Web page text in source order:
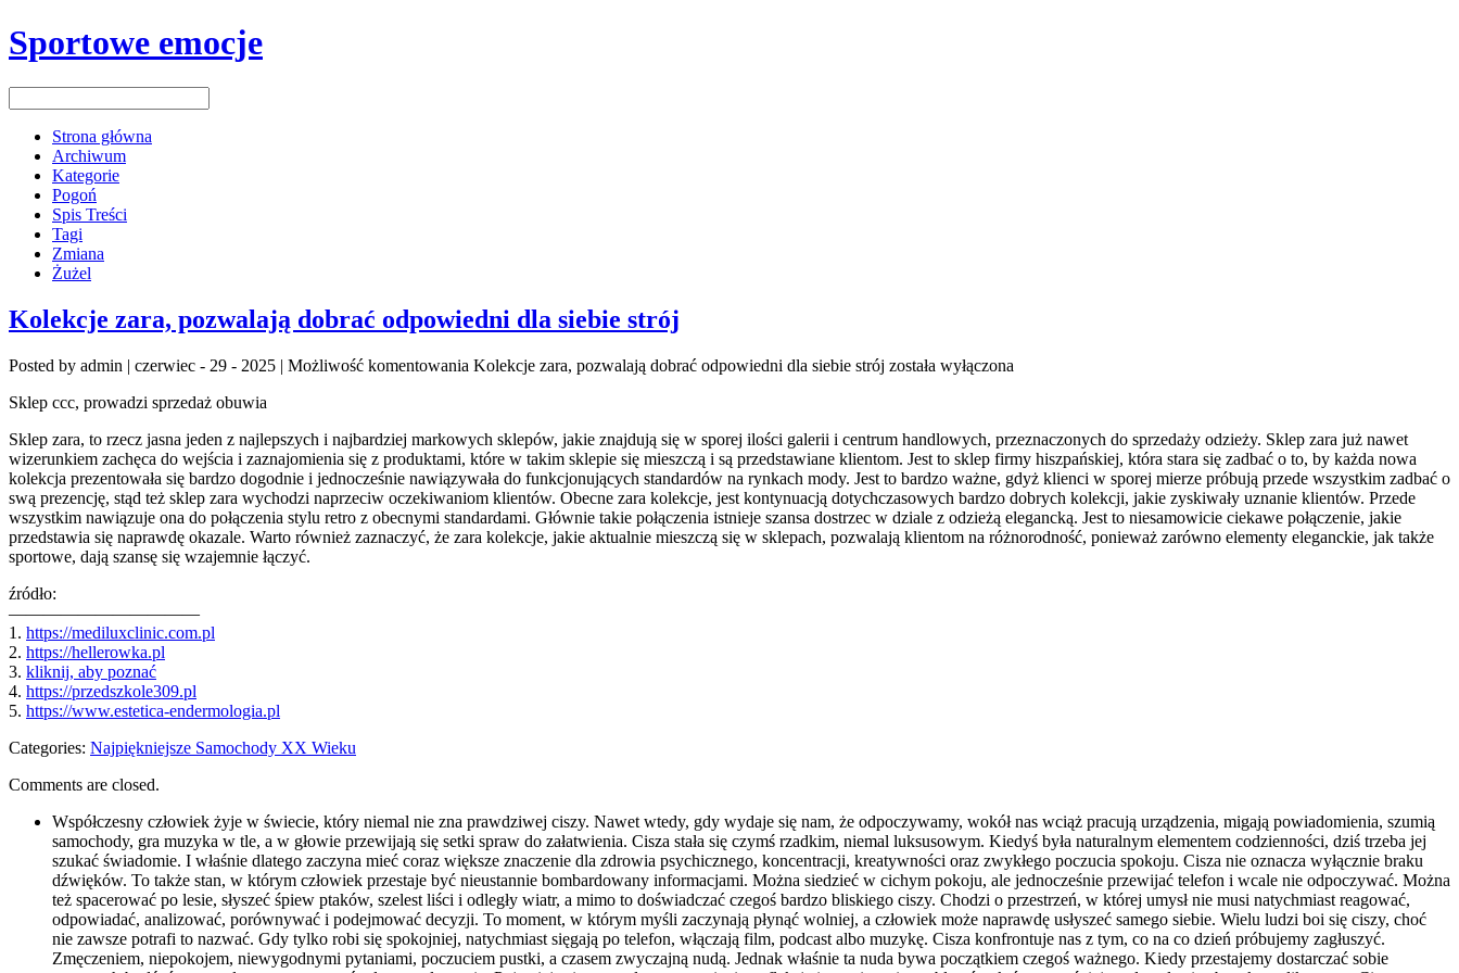
Sportowe emocje
Strona główna
Archiwum
Kategorie
Pogoń
Spis Treści
Tagi
Zmiana
Żużel
Kolekcje zara, pozwalają dobrać odpowiedni dla siebie strój
Posted by admin | czerwiec - 29 - 2025 | Możliwość komentowania Kolekcje zara, pozwalają dobrać odpowiedni dla siebie strój została wyłączona
Sklep ccc, prowadzi sprzedaż obuwia
Sklep zara, to rzecz jasna jeden z najlepszych i najbardziej markowych sklepów, jakie znajdują się w sporej ilości galerii i centrum handlowych, przeznaczonych do sprzedaży odzieży. Sklep zara już nawet
wizerunkiem zachęca do wejścia i zaznajomienia się z produktami, które w takim sklepie się mieszczą i są przedstawiane klientom. Jest to sklep firmy hiszpańskiej, która stara się zadbać o to, by każda nowa
kolekcja prezentowała się bardzo dogodnie i jednocześnie nawiązywała do funkcjonujących standardów na rynkach mody. Jest to bardzo ważne, gdyż klienci w sporej mierze próbują przede wszystkim zadbać o
swą prezencję, stąd też sklep zara wychodzi naprzeciw oczekiwaniom klientów. Obecne zara kolekcje, jest kontynuacją dotychczasowych bardzo dobrych kolekcji, jakie zyskiwały uznanie klientów. Przede
wszystkim nawiązuje ona do połączenia stylu retro z obecnymi standardami. Głównie takie połączenia istnieje szansa dostrzec w dziale z odzieżą elegancką. Jest to niesamowicie ciekawe połączenie, jakie
przedstawia się naprawdę okazale. Warto również zaznaczyć, że zara kolekcje, jakie aktualnie mieszczą się w sklepach, pozwalają klientom na różnorodność, ponieważ zarówno elementy eleganckie, jak także
sportowe, dają szansę się wzajemnie łączyć.
źródło:
———————————
1. https://mediluxclinic.com.pl
2. https://hellerowka.pl
3. kliknij, aby poznać
4. https://przedszkole309.pl
5. https://www.estetica-endermologia.pl
Categories: Najpiękniejsze Samochody XX Wieku
Comments are closed.
Współczesny człowiek żyje w świecie, który niemal nie zna prawdziwej ciszy. Nawet wtedy, gdy wydaje się nam, że odpoczywamy, wokół nas wciąż pracują urządzenia, migają powiadomienia, szumią
samochody, gra muzyka w tle, a w głowie przewijają się setki spraw do załatwienia. Cisza stała się czymś rzadkim, niemal luksusowym. Kiedyś była naturalnym elementem codzienności, dziś trzeba jej
szukać świadomie. I właśnie dlatego zaczyna mieć coraz większe znaczenie dla zdrowia psychicznego, koncentracji, kreatywności oraz zwykłego poczucia spokoju. Cisza nie oznacza wyłącznie braku
dźwięków. To także stan, w którym człowiek przestaje być nieustannie bombardowany informacjami. Można siedzieć w cichym pokoju, ale jednocześnie przewijać telefon i wcale nie odpoczywać. Można
też spacerować po lesie, słyszeć śpiew ptaków, szelest liści i odległy wiatr, a mimo to doświadczać czegoś bardzo bliskiego ciszy. Chodzi o przestrzeń, w której umysł nie musi natychmiast reagować,
odpowiadać, analizować, porównywać i podejmować decyzji. To moment, w którym myśli zaczynają płynąć wolniej, a człowiek może naprawdę usłyszeć samego siebie. Wielu ludzi boi się ciszy, choć
nie zawsze potrafi to nazwać. Gdy tylko robi się spokojniej, natychmiast sięgają po telefon, włączają film, podcast albo muzykę. Cisza konfrontuje nas z tym, co na co dzień próbujemy zagłuszyć.
Zmęczeniem, niepokojem, niewygodnymi pytaniami, poczuciem pustki, a czasem zwyczajną nudą. Jednak właśnie ta nuda bywa początkiem czegoś ważnego. Kiedy przestajemy dostarczać sobie